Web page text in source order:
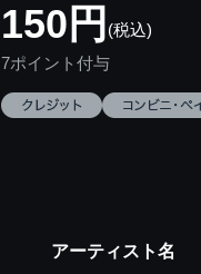
150円 (税込)
7ポイント付与
アーティスト名